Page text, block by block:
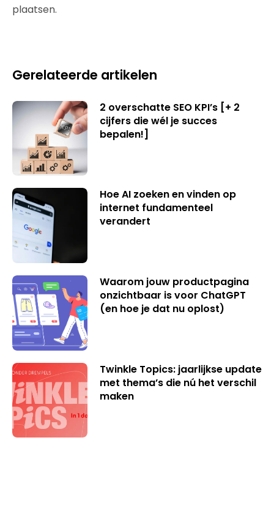
plaatsen.
Gerelateerde artikelen
2 overschatte SEO KPI’s [+ 2
cijfers die wél je succes
bepalen!]
Hoe AI zoeken en vinden op
internet fundamenteel
verandert
Waarom jouw productpagina
onzichtbaar is voor ChatGPT
(en hoe je dat nu oplost)
Twinkle Topics: jaarlijkse update
met thema’s die nú het verschil
maken